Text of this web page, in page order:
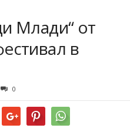
Млади“ от
в
0